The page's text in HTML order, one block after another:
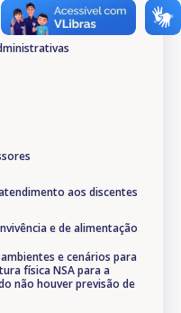
aos discentes
e de alimentação
e cenários para
física NSA para a
não houver previsão de